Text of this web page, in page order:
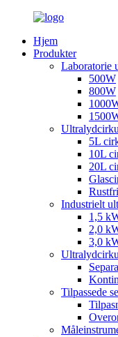
Hjem
Produkter
Laboratorie
500W
800W
5L
10L
20L
Industrielt
1,5
2,0
3,0
Tilpassede